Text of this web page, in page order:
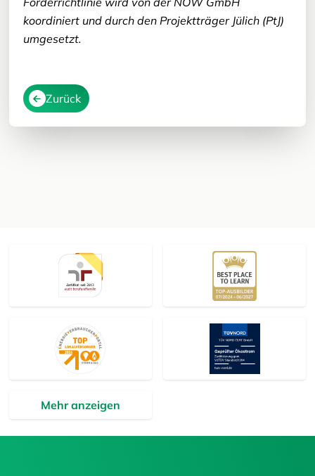
koordiniert und durch den Projektträger Jülich (PtJ)
umgesetzt.
Zurück
Mehr anzeigen